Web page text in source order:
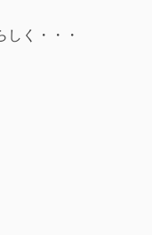
しく・・・